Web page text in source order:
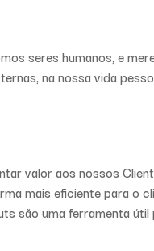
seres humanos, e
na nossa vida
valor aos nossos
mais eficiente para o
são uma ferramenta